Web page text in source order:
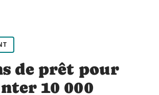
de prêt pour
10 000